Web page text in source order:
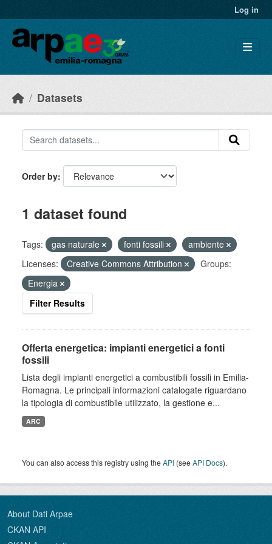
Log in
Datasets
Order by
1 dataset found
Tags: gas naturale fonti fossili
ambiente
Licenses:
Creative Commons Attribution
Groups:
Energia
Filter Results
Offerta energetica: impianti energetici a fonti
fossili
Lista degli impianti energetici a combustibili fossili in Emilia-
Romagna. Le principali informazioni catalogate riguardano
la tipologia di combustibile utilizzato, la gestione e...
ARC
You can also access this registry using theAPI (seeAPI Docs).
About Dati Arpae
CKAN API